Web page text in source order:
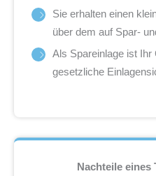
Sie erhalten einen
über dem auf Spar-
Als Spareinlage ist Ihr
gesetzliche
Nachteile eines